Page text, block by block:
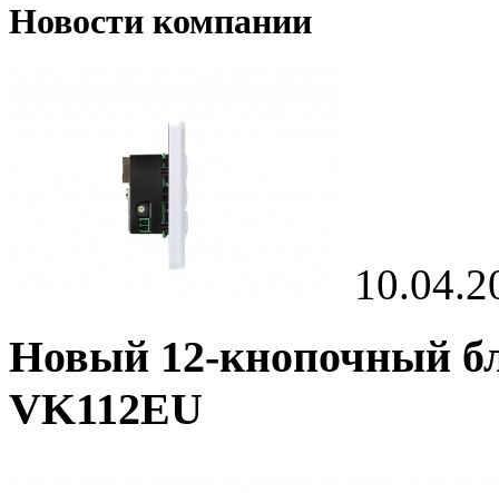
Новости компании
Новый 12-кнопочный
VK112EU